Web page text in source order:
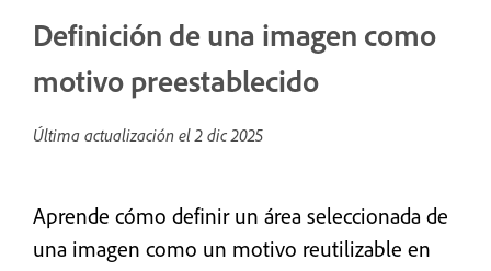
Definición de una imagen como
motivo preestablecido
Última actualización el2 dic 2025
Aprende cómo definir un área seleccionada de
una imagen como un motivo reutilizable en